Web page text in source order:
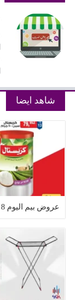
شاهد ايضا
عروض بيم اليوم 8 اغسطس 2026 فرصة التوفير